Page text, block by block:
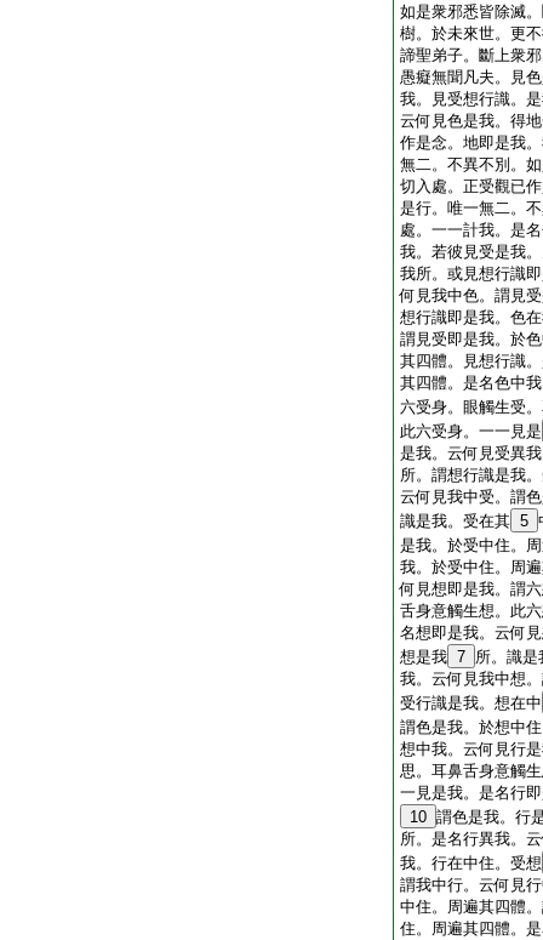
如是衆邪悉皆除滅
樹。於未來世。更
諦聖弟子。斷上衆
愚癡無聞凡夫。見
我。見受想行識。
云何見色是我。得
作是念。地即是我
無二。不異不別。
切入處。正受觀已
是行。唯一無二。
處。一一計我。是
我。若彼見受是我
我所。或見想行識
何見我中色。謂見
想行識即是我。色
謂見受即是我。於
其四體。見想行識
其四體。是名色中
六受身。眼觸生受
此六受身。一一見是
是我。云何見受異
所。謂想行識是我
云何見我中受。謂
識是我。受在其 5
是我。於受中住。
我。於受中住。周
何見想即是我。謂
舌身意觸生想。此
名想即是我。云何
想是我 7 所。識
我。云何見我中想
受行識是我。想在中
謂色是我。於想中
想中我。云何見行
思。耳鼻舌身意觸
一見是我。是名行
10 謂色是我。行
所。是名行異我。
我。行在中住。受想
謂我中行。云何見
中住。周遍其四體
住。周遍其四體。